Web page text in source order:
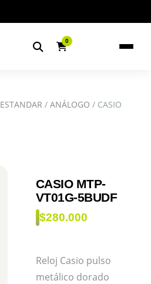
0
ESTANDAR / ANÁLOGO / CASIO
CASIO MTP-
VT01G-5BUDF
$280.000
Reloj Casio pulso
metálico dorado